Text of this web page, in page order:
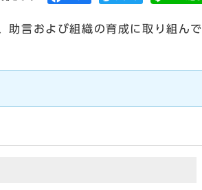
助言および組織の育成に取り組んで